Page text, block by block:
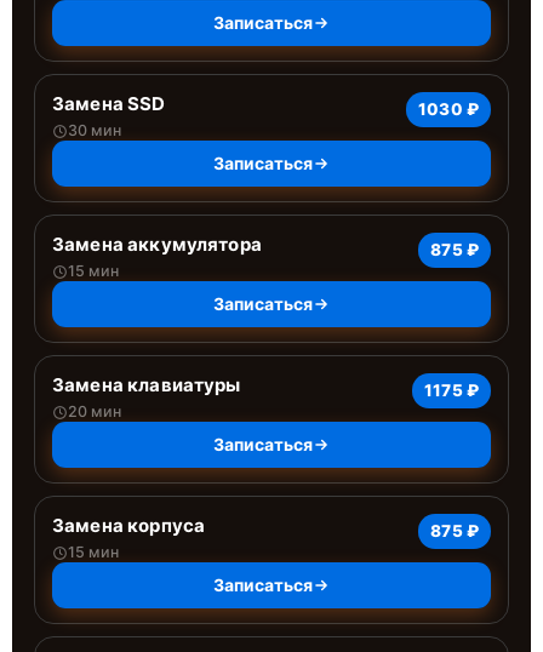
Записаться
Замена SSD
30 мин
1030 ₽
Записаться
Замена аккумулятора
15 мин
875 ₽
Записаться
Замена клавиатуры
20 мин
1175 ₽
Записаться
Замена корпуса
15 мин
875 ₽
Записаться